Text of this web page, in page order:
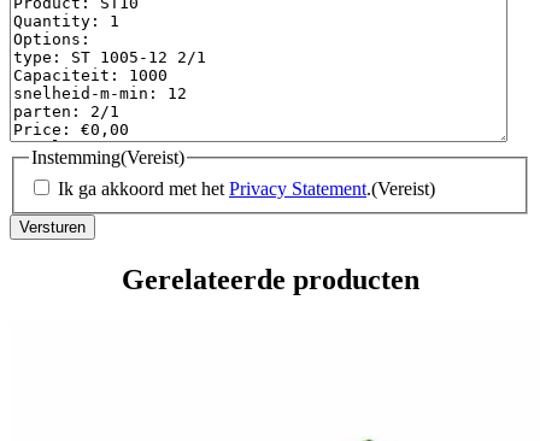
Instemming(Vereist)
Ik ga akkoord met het Privacy Statement.(Vereist)
Gerelateerde producten